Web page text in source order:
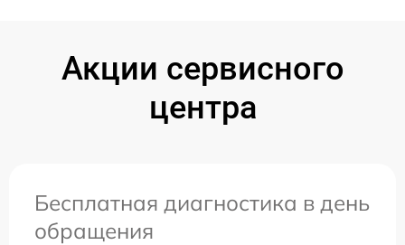
Акции сервисного
центра
Бесплатная диагностика в день
обращения